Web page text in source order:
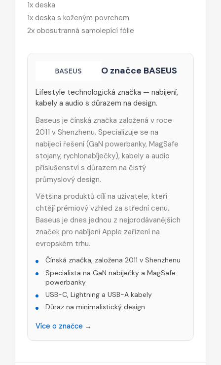
1x deska
1x deska s koženým povrchem
2x obosutranná samolepící fólie
O značce BASEUS
Lifestyle technologická značka — nabíjení,
kabely a audio s důrazem na design.
Baseus je čínská značka založená v roce
2011 v Shenzhenu. Specializuje se na
nabíjecí řešení (GaN powerbanky, MagSafe
stojany, rychlonabíječky), kabely a audio
příslušenství s důrazem na čistý
průmyslový design.
Většina produktů cílí na uživatele, kteří
chtějí prémiový vzhled za střední cenu.
Baseus je dnes jednou z nejprodávanějších
značek pro nabíjení Apple zařízení na
evropském trhu.
Čínská značka, založena 2011 v Shenzhenu
Specialista na GaN nabíječky a MagSafe
powerbanky
USB-C, Lightning a USB-A kabely
Důraz na minimalistický design
Více o značce →